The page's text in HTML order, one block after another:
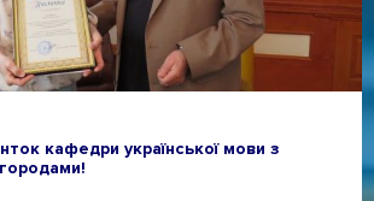
кафедри української мови з